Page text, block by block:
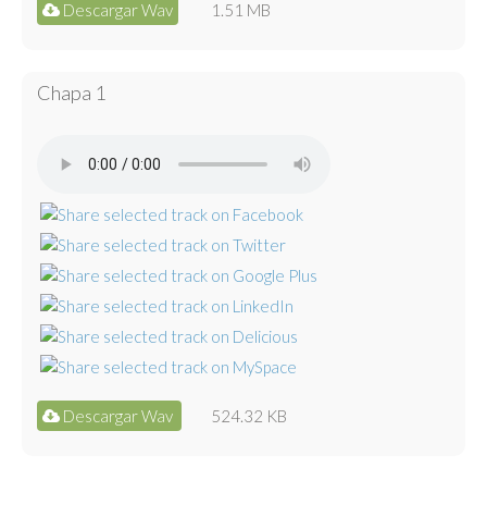
Descargar Wav 1.51 MB
Chapa 1
Descargar Wav 524.32 KB